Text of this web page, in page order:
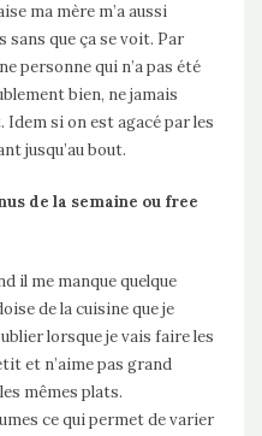
ma mère m’a aussi
sans que ça se voit. Par
personne qui n’a pas été
bien, ne jamais
Idem si on est agacé par les
jusqu’au bout.
de la semaine ou free
il me manque quelque
de la cuisine que je
lorsque je vais faire les
et n’aime pas grand
mêmes plats.
ce qui permet de varier